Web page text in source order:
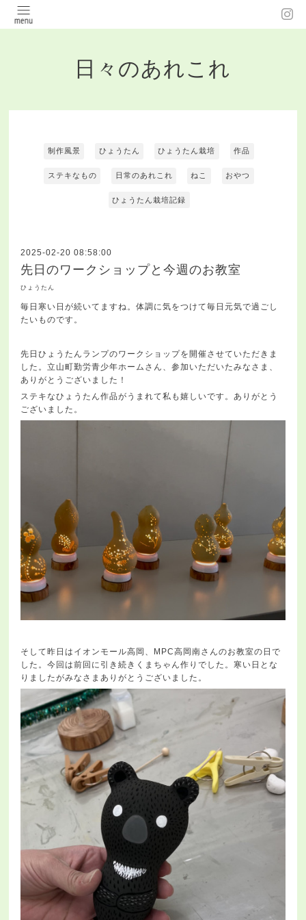
日々のあれこれ
制作風景 ひょうたん ひょうたん栽培 作品
ステキなもの 日常のあれこれ ねこ おやつ
ひょうたん栽培記録
2025-02-20 08:58:00
先日のワークショップと今週のお教室
ひょうたん
毎日寒い日が続いてますね。体調に気をつけて毎日元気で過ごし
たいものです。
先日ひょうたんランプのワークショップを開催させていただきま
した。立山町勤労青少年ホームさん、参加いただいたみなさま、
ありがとうございました！
ステキなひょうたん作品がうまれて私も嬉しいです。ありがとう
ございました。
そして昨日はイオンモール高岡、MPC高岡南さんのお教室の日で
した。今回は前回に引き続きくまちゃん作りでした。寒い日とな
りましたがみなさまありがとうございました。